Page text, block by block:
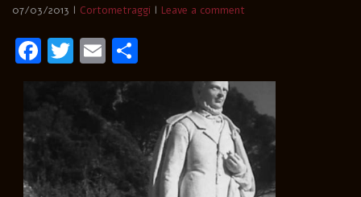
07/03/2013 Cortometraggi Leave a comment
Facebook
Twitter
Email